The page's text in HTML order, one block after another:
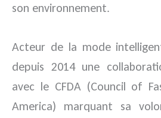
son environnement.
Acteur de la mode
depuis 2014 une
avec le CFDA (Council of
America) marquant sa